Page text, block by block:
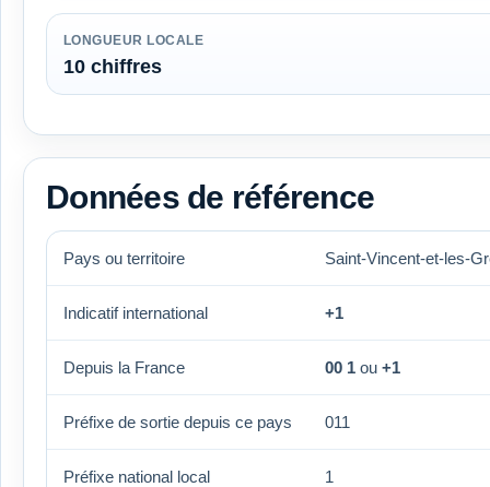
LONGUEUR LOCALE
10 chiffres
Données de référence
Pays ou territoire Saint-Vincent-et-les-
Indicatif international +1
Depuis la France 00 1 ou +1
Préfixe de sortie depuis ce pays 011
Préfixe national local 1